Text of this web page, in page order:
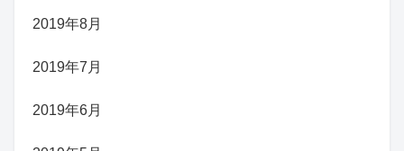
2019年8月
2019年7月
2019年6月